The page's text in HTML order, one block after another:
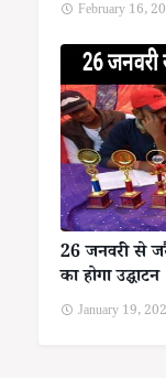
February 16,
26 जनवरी से
का होगा उद्घाटन
January 19,